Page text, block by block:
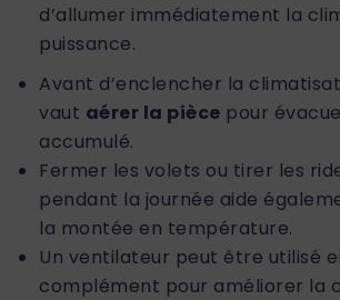
d’allumer immédiatement la
puissance.
Avant d’enclencher la
vaut aérer la pièce pour
accumulé.
Fermer les volets ou tirer les
pendant la journée aide
la montée en température.
Un ventilateur peut être utilisé
complément pour améliorer la